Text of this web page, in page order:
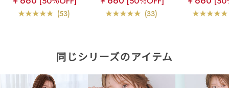
(53) (33)
同じシリーズのアイテム